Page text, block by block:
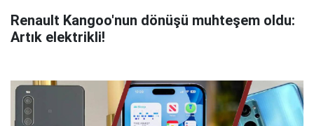
Renault Kangoo'nun dönüşü muhteşem oldu:
Artık elektrikli!